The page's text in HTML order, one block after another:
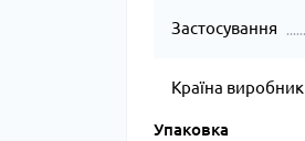
Застосування
Країна виробник
Упаковка